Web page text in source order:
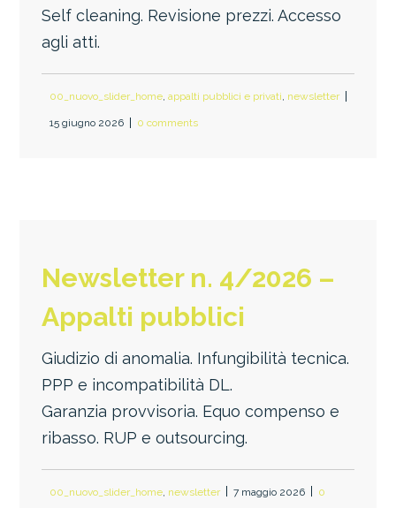
Self cleaning. Revisione prezzi. Accesso
agli atti.
00_nuovo_slider_home, appalti pubblici e privati, newsletter
15 giugno 2026 0 comments
Newsletter n. 4/2026 –
Appalti pubblici
Giudizio di anomalia. Infungibilità tecnica.
PPP e incompatibilità DL.
Garanzia provvisoria. Equo compenso e
ribasso. RUP e outsourcing.
00_nuovo_slider_home, newsletter 7 maggio 2026 0